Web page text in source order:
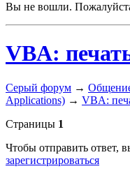
Вы не вошли.
VBA:
Серый форум →
Applications) → VBA:
Страницы 1
Чтобы отправить ответ,
зарегистрироваться